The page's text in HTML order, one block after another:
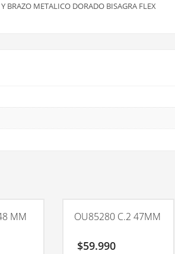
BRAZO METALICO DORADO BISAGRA FLEX
MM OU85280 C.2 47MM
$59.990